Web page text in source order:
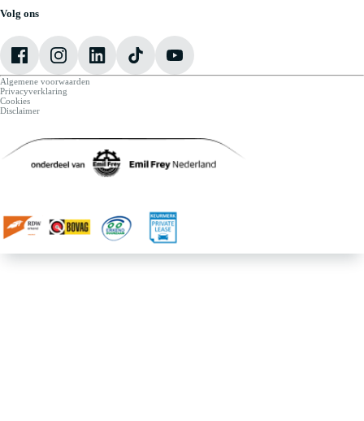
VW Bedrijfswagens
Over Pouw
Vacatures
Volg ons
Algemene voorwaarden
Privacyverklaring
Cookies
Disclaimer